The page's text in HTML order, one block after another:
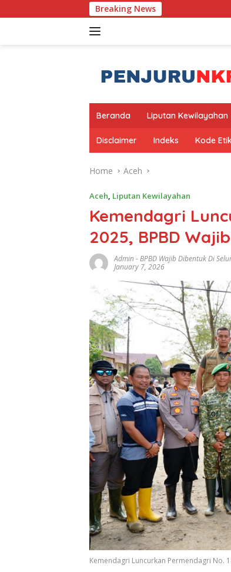
to
Breaking News
Beranda Liputan Kewilayahan
Disclaimer Indeks Kode Etik
Home Aceh
Aceh, Liputan Kewilayahan
Kemendagri
2025, BPBD
Admin-BPBD Wajib Dibentuk Di
January 7, 2026
Kemendagri Luncurkan Permendagri No.